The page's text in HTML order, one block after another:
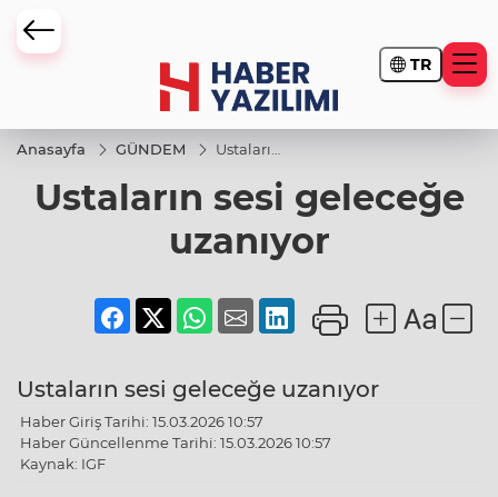
TR
Anasayfa GÜNDEM
Ustaların
geleceğe
uzanıyor
Ustaların sesi geleceğe
uzanıyor
Ustaların sesi geleceğe uzanıyor
Haber Giriş Tarihi: 15.03.2026 10:57
Haber Güncellenme Tarihi: 15.03.2026 10:57
Kaynak: IGF